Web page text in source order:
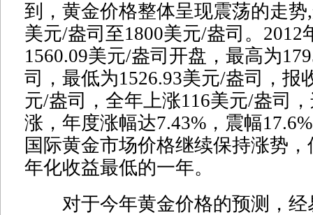
到，黄金价格整体呈现震荡的走势
美元/盎司至1800美元/盎司。2012
1560.09美元/盎司开盘，最高为
司，最低为1526.93美元/盎司，报
元/盎司，全年上涨116美元/盎司
涨，年度涨幅达7.43%，震幅
国际黄金市场价格继续保持涨势
年化收益最低的一年。
对于今年黄金价格的预测，经